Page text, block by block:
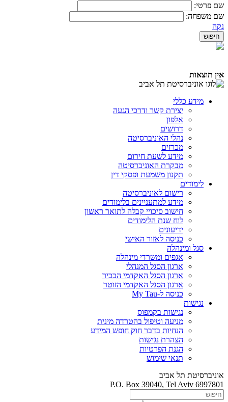
שם פרטי:
שם משפחה:
נקה
אין תוצאות
מידע כללי
יצירת קשר ודרכי הגעה
אלפון
דרושים
נהלי האוניברסיטה
מכרזים
מידע לשעת חירום
מבקרת האוניברסיטה
תקנון משמעת ופסקי דין
לימודים
רישום לאוניברסיטה
מידע למתעניינים בלימודים
חישוב סיכויי קבלה לתואר ראשון
לוח שנת הלימודים
ידיעונים
כניסה לאזור האישי
סגל ומינהלה
אגפים ומשרדי מינהלה
ארגון הסגל המנהלי
ארגון הסגל האקדמי הבכיר
ארגון הסגל האקדמי הזוטר
כניסה ל-My Tau
נגישות
נגישות בקמפוס
מניעה וטיפול בהטרדה מינית
הנחיות בדבר חוק חופש המידע
הצהרת נגישות
הגנת הפרטיות
תנאי שימוש
אוניברסיטת תל אביב
P.O. Box 39040, Tel Aviv 6997801